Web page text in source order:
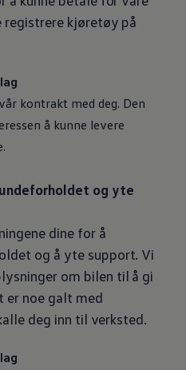
registrere kjøretøy på
kontrakt med deg. Den
å kunne levere
og yte
dine for å
og å yte support. Vi
om bilen til å gi
er noe galt med
deg inn til verksted.